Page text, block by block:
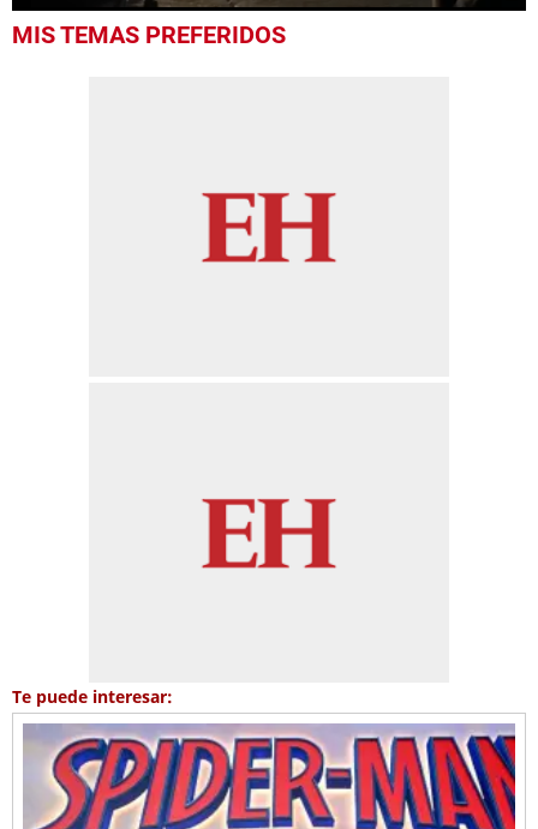
of
MIS TEMAS PREFERIDOS
Te puede interesar: